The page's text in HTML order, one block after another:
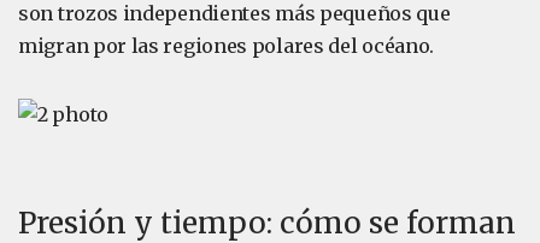
son trozos independientes más pequeños que
migran por las regiones polares del océano.
Presión y tiempo: cómo se forman